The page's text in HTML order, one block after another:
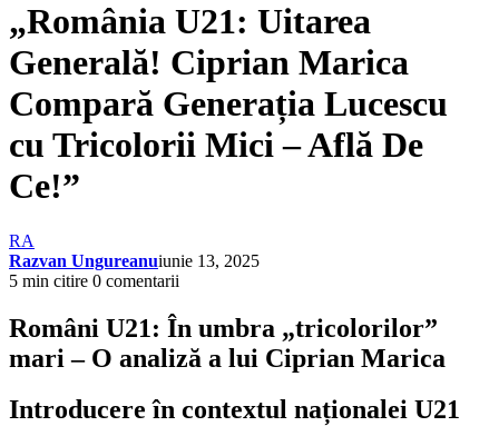
„România U21: Uitarea
Generală! Ciprian Marica
Compară Generația Lucescu
cu Tricolorii Mici – Află De
Ce!”
RA
Razvan Ungureanuiunie 13, 2025
5 min citire 0 comentarii
Români U21: În umbra „tricolorilor”
mari – O analiză a lui Ciprian Marica
Introducere în contextul naționalei U21